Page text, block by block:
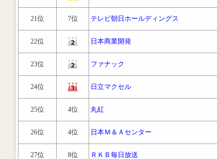
21位 7位 テレビ朝日ホールディングス
22位 日本商業開発
23位 ファナック
24位 日立マクセル
25位 4位 丸紅
26位 4位 日本Ｍ＆Ａセンター
27位 8位 ＲＫＢ毎日放送